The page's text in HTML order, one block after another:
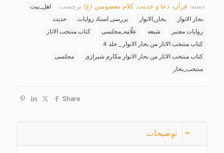
بحار
الانوار
(جلد
عدد
دسته: قرآن، دعا و حدیث ,کلام معصومین (ع) برچسب:
اهل_بیت
بحار الانوار
بحار_الانوار بررسی اسناد روایات
حدیت
روایات معتبر
شیعه علّامه_مجلسی
کتاب منتخب الاثار
کتاب منتخب الاثار من بحار الانوار _ جلد 4
کتاب منتخب الاثار من بحار الانوار مکارم شیرازی
مجلسی
منتخب_بحار
Share
توضیحات